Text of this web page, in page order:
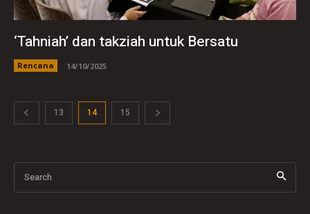
‘Tahniah’ dan takziah untuk Bersatu
Rencana 14/10/2025
13 14 15
Search